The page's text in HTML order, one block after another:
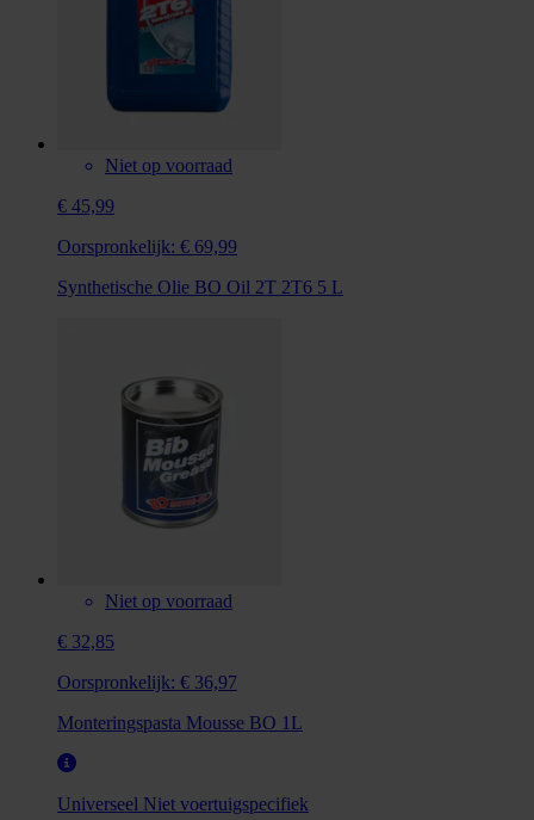
Niet op voorraad
€ 45,99
Oorspronkelijk: € 69,99
Synthetische Olie BO Oil 2T 2T6 5 L
Niet op voorraad
€ 32,85
Oorspronkelijk: € 36,97
Monteringspasta Mousse BO 1L
Universeel Niet voertuigspecifiek